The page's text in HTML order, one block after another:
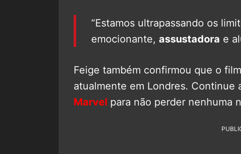
“Estamos ultrapassando os
emocionante, assustadora e
Feige também confirmou que o
atualmente em Londres. Continue
Marvel para não perder nenhuma